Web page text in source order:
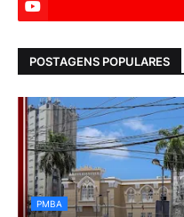
POSTAGENS POPULARES
PMBA